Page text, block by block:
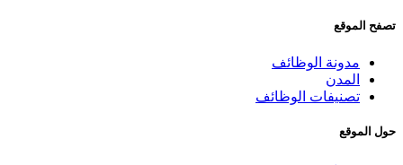
تصفح الموقع
مدونة الوظائف
المدن
تصنيفات الوظائف
حول الموقع